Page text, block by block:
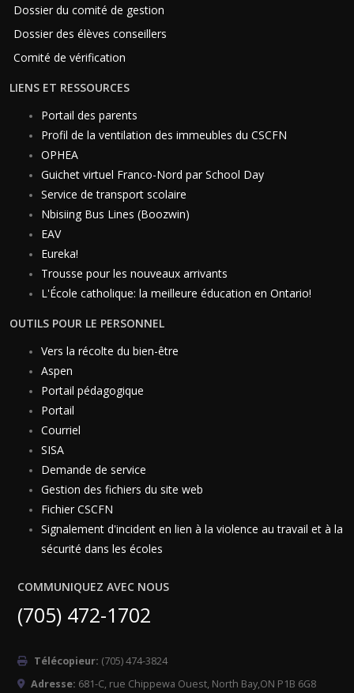
Dossier du comité de gestion
Dossier des élèves conseillers
Comité de vérification
LIENS ET RESSOURCES
Portail des parents
Profil de la ventilation des immeubles du CSCFN
OPHEA
Guichet virtuel Franco-Nord par School Day
Service de transport scolaire
Nbisiing Bus Lines (Boozwin)
EAV
Eureka!
Trousse pour les nouveaux arrivants
L'École catholique: la meilleure éducation en Ontario!
OUTILS POUR LE PERSONNEL
Vers la récolte du bien-être
Aspen
Portail pédagogique
Portail
Courriel
SISA
Demande de service
Gestion des fichiers du site web
Fichier CSCFN
Signalement d'incident en lien à la violence au travail et à la
sécurité dans les écoles
COMMUNIQUEZ AVEC NOUS
(705) 472-1702
Télécopieur: (705) 474-3824
Adresse: 681-C, rue Chippewa Ouest, North Bay,ON P1B 6G8